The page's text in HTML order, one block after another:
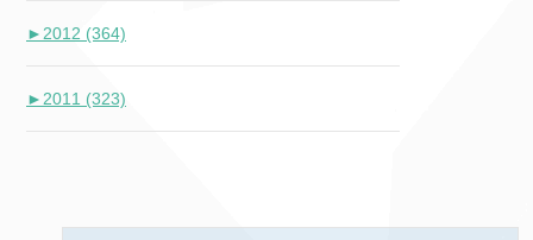
► 2012 (364)
► 2011 (323)